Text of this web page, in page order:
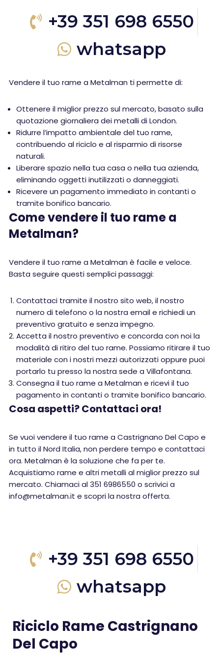
+39 351 698 6550
whatsapp
Vendere il tuo rame a Metalman ti permette di:
Ottenere il miglior prezzo sul mercato, basato sulla
quotazione giornaliera dei metalli di London.
Ridurre l’impatto ambientale del tuo rame,
contribuendo al riciclo e al risparmio di risorse
naturali.
Liberare spazio nella tua casa o nella tua azienda,
eliminando oggetti inutilizzati o danneggiati.
Ricevere un pagamento immediato in contanti o
tramite bonifico bancario.
Come vendere il tuo rame a
Metalman?
Vendere il tuo rame a Metalman è facile e veloce.
Basta seguire questi semplici passaggi:
Contattaci tramite il nostro sito web, il nostro
numero di telefono o la nostra email e richiedi un
preventivo gratuito e senza impegno.
Accetta il nostro preventivo e concorda con noi la
modalità di ritiro del tuo rame. Possiamo ritirare il tuo
materiale con i nostri mezzi autorizzati oppure puoi
portarlo tu presso la nostra sede a Villafontana.
Consegna il tuo rame a Metalman e ricevi il tuo
pagamento in contanti o tramite bonifico bancario.
Cosa aspetti? Contattaci ora!
Se vuoi vendere il tuo rame a Castrignano Del Capo e
in tutto il Nord Italia, non perdere tempo e contattaci
ora. Metalman è la soluzione che fa per te.
Acquistiamo rame e altri metalli al miglior prezzo sul
mercato. Chiamaci al 351 6986550 o scrivici a
info@metalman.it e scopri la nostra offerta.
+39 351 698 6550
whatsapp
Riciclo Rame Castrignano
Del Capo